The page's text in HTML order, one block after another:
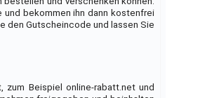
bekommen ihn dann kostenfrei
den Gutscheincode und lassen Sie
Beispiel online-rabatt.net und